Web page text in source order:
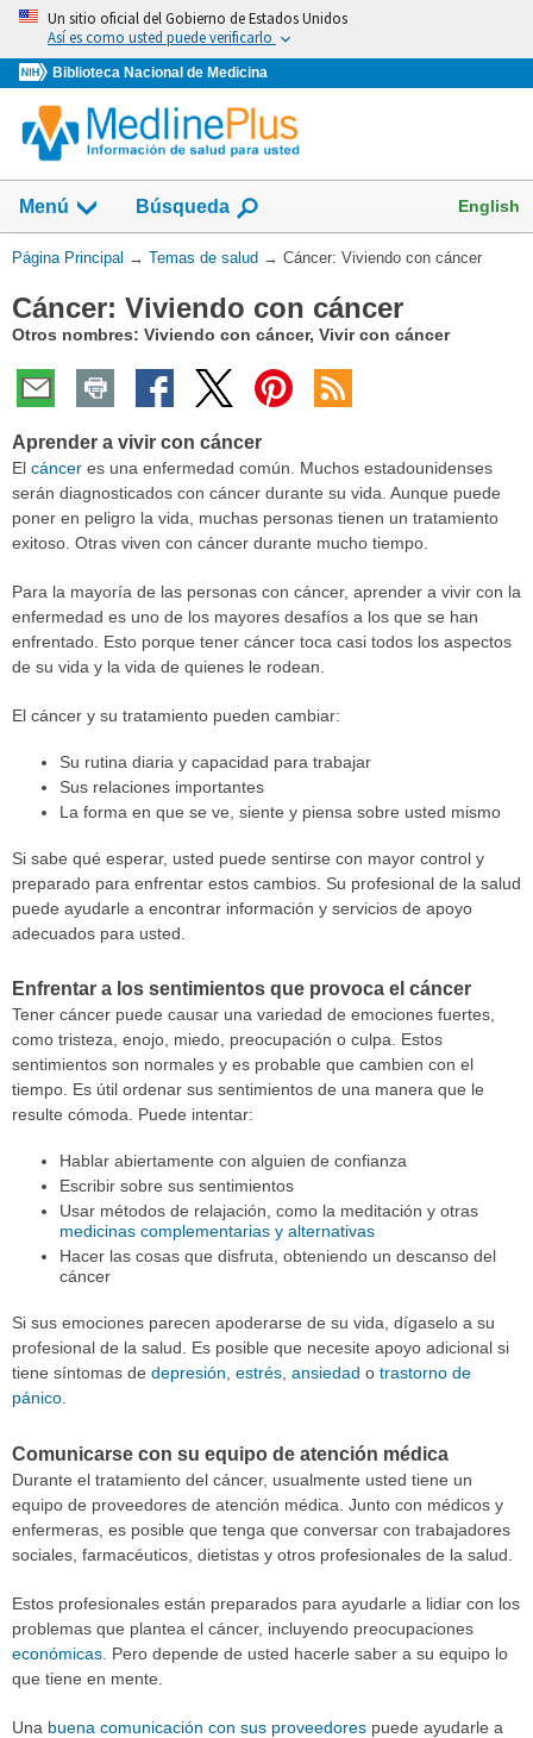
Omita
vaya
al
Contenido
Un sitio oficial del Gobierno de Estados Unidos
Así es como usted puede verificarlo
Biblioteca Nacional de Medicina
Menú
Mostrar
campo
de
Búsqueda English
Usted
aquí:
Página Principal → Temas de salud → Cáncer: Viviendo con cáncer
Cáncer: Viviendo con cáncer
Otros nombres: Viviendo con cáncer, Vivir con cáncer
Aprender a vivir con cáncer
El cáncer es una enfermedad común. Muchos estadounidenses
serán diagnosticados con cáncer durante su vida. Aunque puede
poner en peligro la vida, muchas personas tienen un tratamiento
exitoso. Otras viven con cáncer durante mucho tiempo.
Para la mayoría de las personas con cáncer, aprender a vivir con la
enfermedad es uno de los mayores desafíos a los que se han
enfrentado. Esto porque tener cáncer toca casi todos los aspectos
de su vida y la vida de quienes le rodean.
El cáncer y su tratamiento pueden cambiar:
Su rutina diaria y capacidad para trabajar
Sus relaciones importantes
La forma en que se ve, siente y piensa sobre usted mismo
Si sabe qué esperar, usted puede sentirse con mayor control y
preparado para enfrentar estos cambios. Su profesional de la salud
puede ayudarle a encontrar información y servicios de apoyo
adecuados para usted.
Enfrentar a los sentimientos que provoca el cáncer
Tener cáncer puede causar una variedad de emociones fuertes,
como tristeza, enojo, miedo, preocupación o culpa. Estos
sentimientos son normales y es probable que cambien con el
tiempo. Es útil ordenar sus sentimientos de una manera que le
resulte cómoda. Puede intentar:
Hablar abiertamente con alguien de confianza
Escribir sobre sus sentimientos
Usar métodos de relajación, como la meditación y otras
medicinas complementarias y alternativas
Hacer las cosas que disfruta, obteniendo un descanso del
cáncer
Si sus emociones parecen apoderarse de su vida, dígaselo a su
profesional de la salud. Es posible que necesite apoyo adicional si
tiene síntomas de depresión, estrés, ansiedad o trastorno de
pánico.
Comunicarse con su equipo de atención médica
Durante el tratamiento del cáncer, usualmente usted tiene un
equipo de proveedores de atención médica. Junto con médicos y
enfermeras, es posible que tenga que conversar con trabajadores
sociales, farmacéuticos, dietistas y otros profesionales de la salud.
Estos profesionales están preparados para ayudarle a lidiar con los
problemas que plantea el cáncer, incluyendo preocupaciones
económicas . Pero depende de usted hacerle saber a su equipo lo
que tiene en mente.
Una buena comunicación con sus proveedores puede ayudarle a